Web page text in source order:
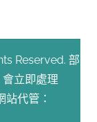
Reserved. 部
立即處理
站代管：